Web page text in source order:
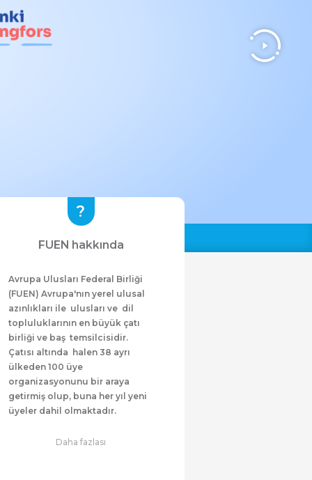
FUEN hakkında
Avrupa Ulusları Federal Birliği
(FUEN) Avrupa'nın yerel ulusal
azınlıkları ile ulusları ve dil
topluluklarının en büyük çatı
birliği ve baş temsilcisidir.
Çatısı altında halen 38 ayrı
ülkeden 100 üye
organizasyonunu bir araya
getirmiş olup, buna her yıl yeni
üyeler dahil olmaktadır.
Daha fazlası